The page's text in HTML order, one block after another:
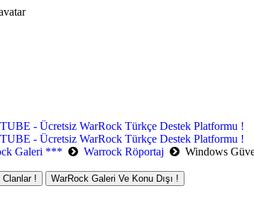
Galeri *** Warrock Röportaj Windows
Clanlar ! WarRock Galeri Ve Konu Dışı !